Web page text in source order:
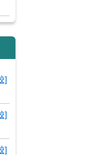
]
]
]